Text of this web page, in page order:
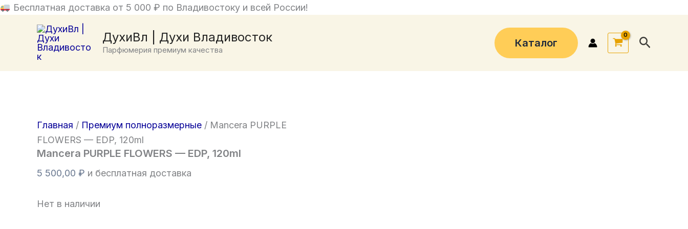
Бесплатная доставка от 5 000 ₽ по Владивостоку и всей России!
Перейти
содержимому
ДухиВл | Духи Владивосток
Парфюмерия премиум качества
Каталог Поиск
Главная / Премиум полноразмерные / Mancera PURPLE
FLOWERS — EDP, 120ml
Mancera PURPLE FLOWERS — EDP, 120ml
5 500,00 ₽ и бесплатная доставка
Нет в наличии